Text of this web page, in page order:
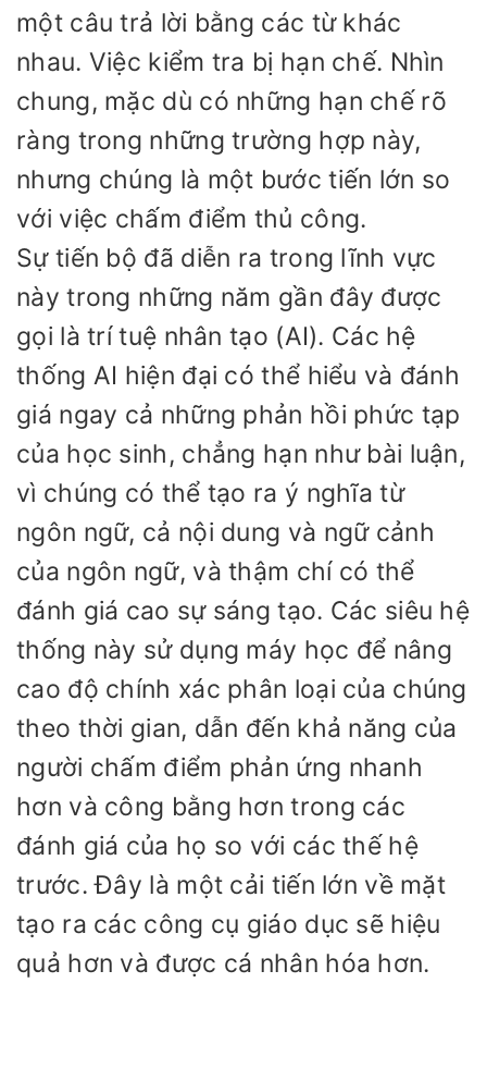
một câu trả lời bằng các từ khác
nhau. Việc kiểm tra bị hạn chế. Nhìn
chung, mặc dù có những hạn chế rõ
ràng trong những trường hợp này,
nhưng chúng là một bước tiến lớn so
với việc chấm điểm thủ công.
Sự tiến bộ đã diễn ra trong lĩnh vực
này trong những năm gần đây được
gọi là trí tuệ nhân tạo (AI). Các hệ
thống AI hiện đại có thể hiểu và đánh
giá ngay cả những phản hồi phức tạp
của học sinh, chẳng hạn như bài luận,
vì chúng có thể tạo ra ý nghĩa từ
ngôn ngữ, cả nội dung và ngữ cảnh
của ngôn ngữ, và thậm chí có thể
đánh giá cao sự sáng tạo. Các siêu hệ
thống này sử dụng máy học để nâng
cao độ chính xác phân loại của chúng
theo thời gian, dẫn đến khả năng của
người chấm điểm phản ứng nhanh
hơn và công bằng hơn trong các
đánh giá của họ so với các thế hệ
trước. Đây là một cải tiến lớn về mặt
tạo ra các công cụ giáo dục sẽ hiệu
quả hơn và được cá nhân hóa hơn.